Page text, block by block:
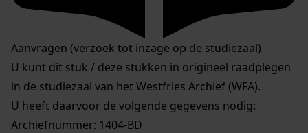
Aanvragen (verzoek tot inzage op de studiezaal)
U kunt dit stuk / deze stukken in origineel raadplegen
in de studiezaal van het Westfries Archief (WFA).
U heeft daarvoor de volgende gegevens nodig:
Archiefnummer: 1404-BD